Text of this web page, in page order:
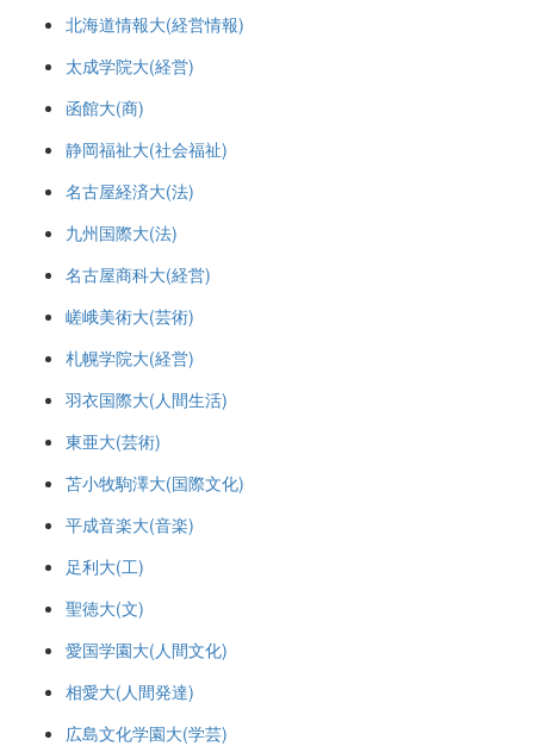
北海道情報大(経営情報)
太成学院大(経営)
函館大(商)
静岡福祉大(社会福祉)
名古屋経済大(法)
九州国際大(法)
名古屋商科大(経営)
嵯峨美術大(芸術)
札幌学院大(経営)
羽衣国際大(人間生活)
東亜大(芸術)
苫小牧駒澤大(国際文化)
平成音楽大(音楽)
足利大(工)
聖徳大(文)
愛国学園大(人間文化)
相愛大(人間発達)
広島文化学園大(学芸)